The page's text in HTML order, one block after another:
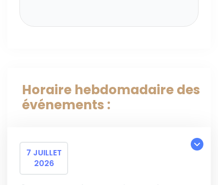
Horaire hebdomadaire des
événements :
7 JUILLET
2026